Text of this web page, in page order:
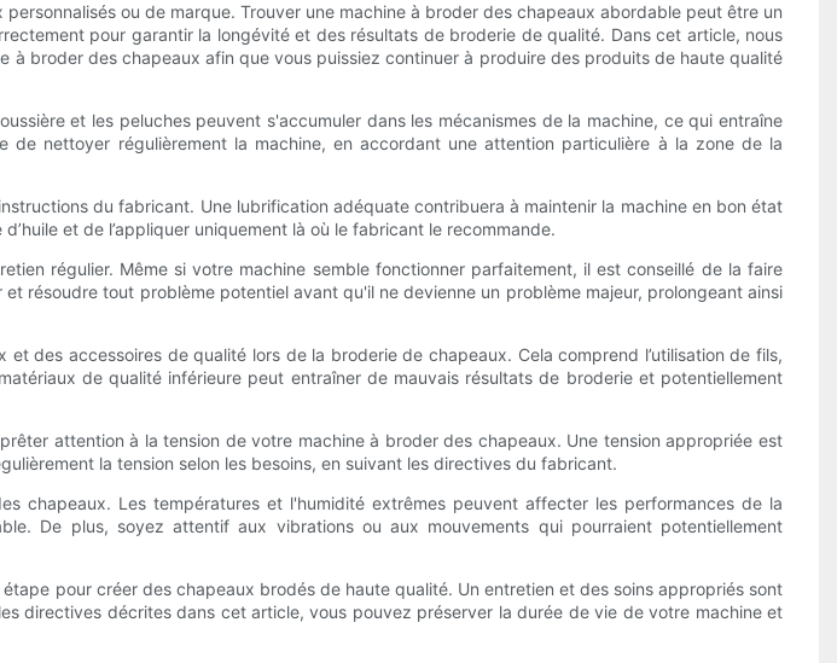
ou de marque. Trouver une machine à broder des chapeaux abordable peut être un
pour garantir la longévité et des résultats de broderie de qualité. Dans cet article, nous
broder des chapeaux afin que vous puissiez continuer à produire des produits de haute qualité
et les peluches peuvent s'accumuler dans les mécanismes de la machine, ce qui entraîne
nettoyer régulièrement la machine, en accordant une attention particulière à la zone de la
du fabricant. Une lubrification adéquate contribuera à maintenir la machine en bon état
et de l’appliquer uniquement là où le fabricant le recommande.
régulier. Même si votre machine semble fonctionner parfaitement, il est conseillé de la faire
résoudre tout problème potentiel avant qu'il ne devienne un problème majeur, prolongeant ainsi
des accessoires de qualité lors de la broderie de chapeaux. Cela comprend l’utilisation de fils,
de qualité inférieure peut entraîner de mauvais résultats de broderie et potentiellement
attention à la tension de votre machine à broder des chapeaux. Une tension appropriée est
la tension selon les besoins, en suivant les directives du fabricant.
chapeaux. Les températures et l'humidité extrêmes peuvent affecter les performances de la
De plus, soyez attentif aux vibrations ou aux mouvements qui pourraient potentiellement
pour créer des chapeaux brodés de haute qualité. Un entretien et des soins appropriés sont
directives décrites dans cet article, vous pouvez préserver la durée de vie de votre machine et